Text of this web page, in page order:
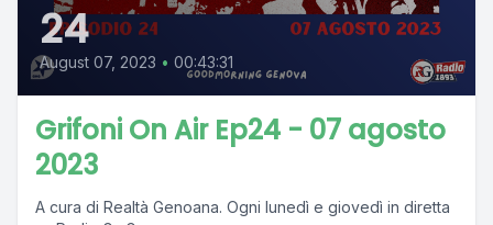
24
August 07, 2023 • 00:43:31
Grifoni On Air Ep24 - 07 agosto
2023
A cura di Realtà Genoana. Ogni lunedì e giovedì in diretta